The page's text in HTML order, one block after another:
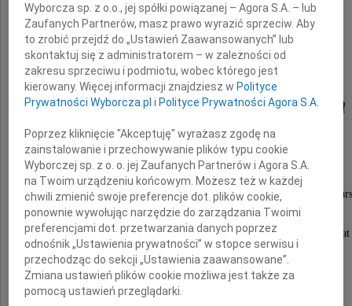
Aleksandrem
Janem Franciszkiem
Ronikierem
Prof. zw. w Akademii Wychowania Fizycznego w
Był współzałożycielem, a następnie przez 60 lat
wykładowcą na Wydziale Rehabilitacji AWF
Wyborcza sp. z o.o., jej spółki powiązanej – Agora S.A. – lub
Zaufanych Partnerów, masz prawo wyrazić sprzeciw. Aby
to zrobić przejdź do „Ustawień Zaawansowanych” lub
skontaktuj się z administratorem – w zależności od
zakresu sprzeciwu i podmiotu, wobec którego jest
kierowany. Więcej informacji znajdziesz wPolityce
Prywatności Wyborcza.pl iPolityce Prywatności Agora S.A.
Poprzez kliknięcie "Akceptuję" wyrażasz zgodę na
zainstalowanie i przechowywanie plików typu cookie
Wyborczej sp. z o. o. jej Zaufanych Partnerów i Agora S.A.
na Twoim urządzeniu końcowym. Możesz też w każdej
chwili zmienić swoje preferencje dot. plików cookie,
ponownie wywołując narzędzie do zarządzania Twoimi
preferencjami dot. przetwarzania danych poprzez
odnośnik „Ustawienia prywatności” w stopce serwisu i
przechodząc do sekcji „Ustawienia zaawansowane”.
Zmiana ustawień plików cookie możliwa jest także za
pomocą ustawień przeglądarki.